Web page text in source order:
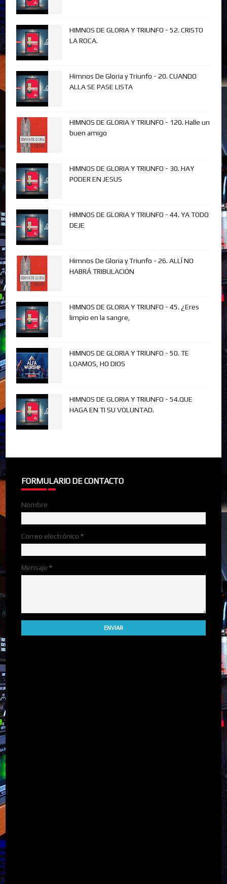
HIMNOS DE GLORIA Y TRIUNFO - 52. CRISTO
LA ROCA.
Himnos De Gloria y Triunfo - 20. CUANDO
ALLA SE PASE LISTA
HIMNOS DE GLORIA Y TRIUNFO - 120. Halle un
buen amigo
HIMNOS DE GLORIA Y TRIUNFO - 30. HAY
PODER EN JESUS
HIMNOS DE GLORIA Y TRIUNFO - 44. YA TODO
DEJE
Himnos De Gloria y Triunfo - 26. ALLÍ NO
HABRÁ TRIBULACIÓN
HIMNOS DE GLORIA Y TRIUNFO - 45. ¿Eres
limpio en la sangre,
HIMNOS DE GLORIA Y TRIUNFO - 50. TE
LOAMOS, HO DIOS
HIMNOS DE GLORIA Y TRIUNFO - 54.QUE
HAGA EN TI SU VOLUNTAD.
FORMULARIO DE CONTACTO
Nombre
Correo electrónico*
Mensaje*